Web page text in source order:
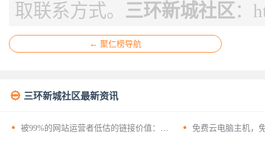
取联系方式。 三环新城社区：
← 聚仁榜导航
 三环新城社区最新资讯
 被99%的网站运营者低估的链接价值：揭  免费云电脑主机，